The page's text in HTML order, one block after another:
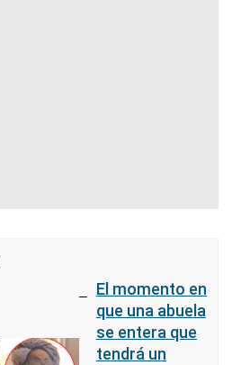
El momento en
que una abuela
se entera que
tendrá un